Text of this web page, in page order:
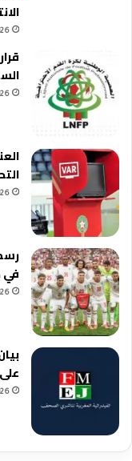
في